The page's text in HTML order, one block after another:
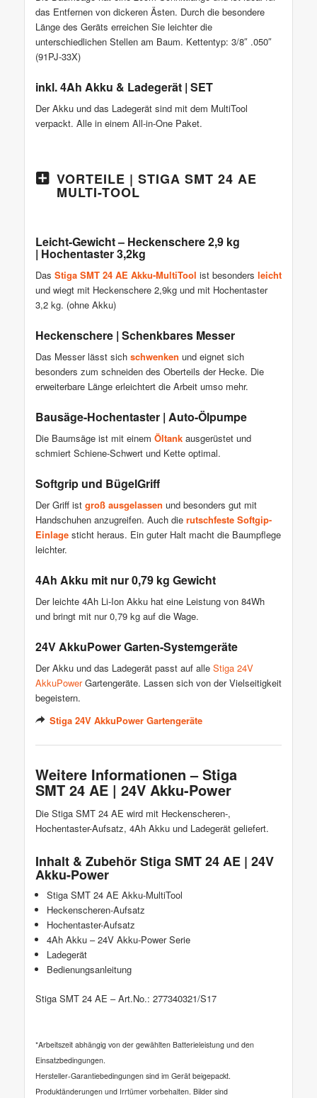
das Entfernen von dickeren Ästen. Durch die besondere
Länge des Geräts erreichen Sie leichter die
unterschiedlichen Stellen am Baum. Kettentyp: 3/8″ .050″
(91PJ-33X)
inkl. 4Ah Akku & Ladegerät | SET
Der Akku und das Ladegerät sind mit dem MultiTool
verpackt. Alle in einem All-in-One Paket.
VORTEILE | STIGA SMT 24 AE
MULTI-TOOL
Leicht-Gewicht – Heckenschere 2,9 kg
| Hochentaster 3,2kg
Das Stiga SMT 24 AE Akku-MultiTool ist besonders leicht
und wiegt mit Heckenschere 2,9kg und mit Hochentaster
3,2 kg. (ohne Akku)
Heckenschere | Schenkbares Messer
Das Messer lässt sich schwenken und eignet sich
besonders zum schneiden des Oberteils der Hecke. Die
erweiterbare Länge erleichtert die Arbeit umso mehr.
Bausäge-Hochentaster | Auto-Ölpumpe
Die Baumsäge ist mit einem Öltankausgerüstet und
schmiert Schiene-Schwert und Kette optimal.
Softgrip und BügelGriff
Der Griff ist groß ausgelassen und besonders gut mit
Handschuhen anzugreifen. Auch die rutschfeste Softgip-
Einlagesticht heraus. Ein guter Halt macht die Baumpflege
leichter.
4Ah Akku mit nur 0,79 kg Gewicht
Der leichte 4Ah Li-Ion Akku hat eine Leistung von 84Wh
und bringt mit nur 0,79 kg auf die Wage.
24V AkkuPower Garten-Systemgeräte
Der Akku und das Ladegerät passt auf alle Stiga 24V
AkkuPowerGartengeräte. Lassen sich von der Vielseitigkeit
begeistern.
Stiga 24V AkkuPower Gartengeräte
Weitere Informationen – Stiga
SMT 24 AE | 24V Akku-Power
Die Stiga SMT 24 AE wird mit Heckenscheren-,
Hochentaster-Aufsatz, 4Ah Akku und Ladegerät geliefert.
Inhalt & Zubehör Stiga SMT 24 AE | 24V
Akku-Power
Stiga SMT 24 AE Akku-MultiTool
Heckenscheren-Aufsatz
Hochentaster-Aufsatz
4Ah Akku – 24V Akku-Power Serie
Ladegerät
Bedienungsanleitung
Stiga SMT 24 AE – Art.No.: 277340321/S17
*Arbeitszeit abhängig von der gewählten Batterieleistung und den
Einsatzbedingungen.
Hersteller-Garantiebedingungen sind im Gerät beigepackt.
Produktänderungen und Irrtümer vorbehalten. Bilder sind